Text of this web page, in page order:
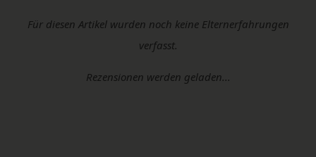
Für diesen Artikel wurden noch keine Elternerfahrungen
verfasst.
Rezensionen werden geladen...